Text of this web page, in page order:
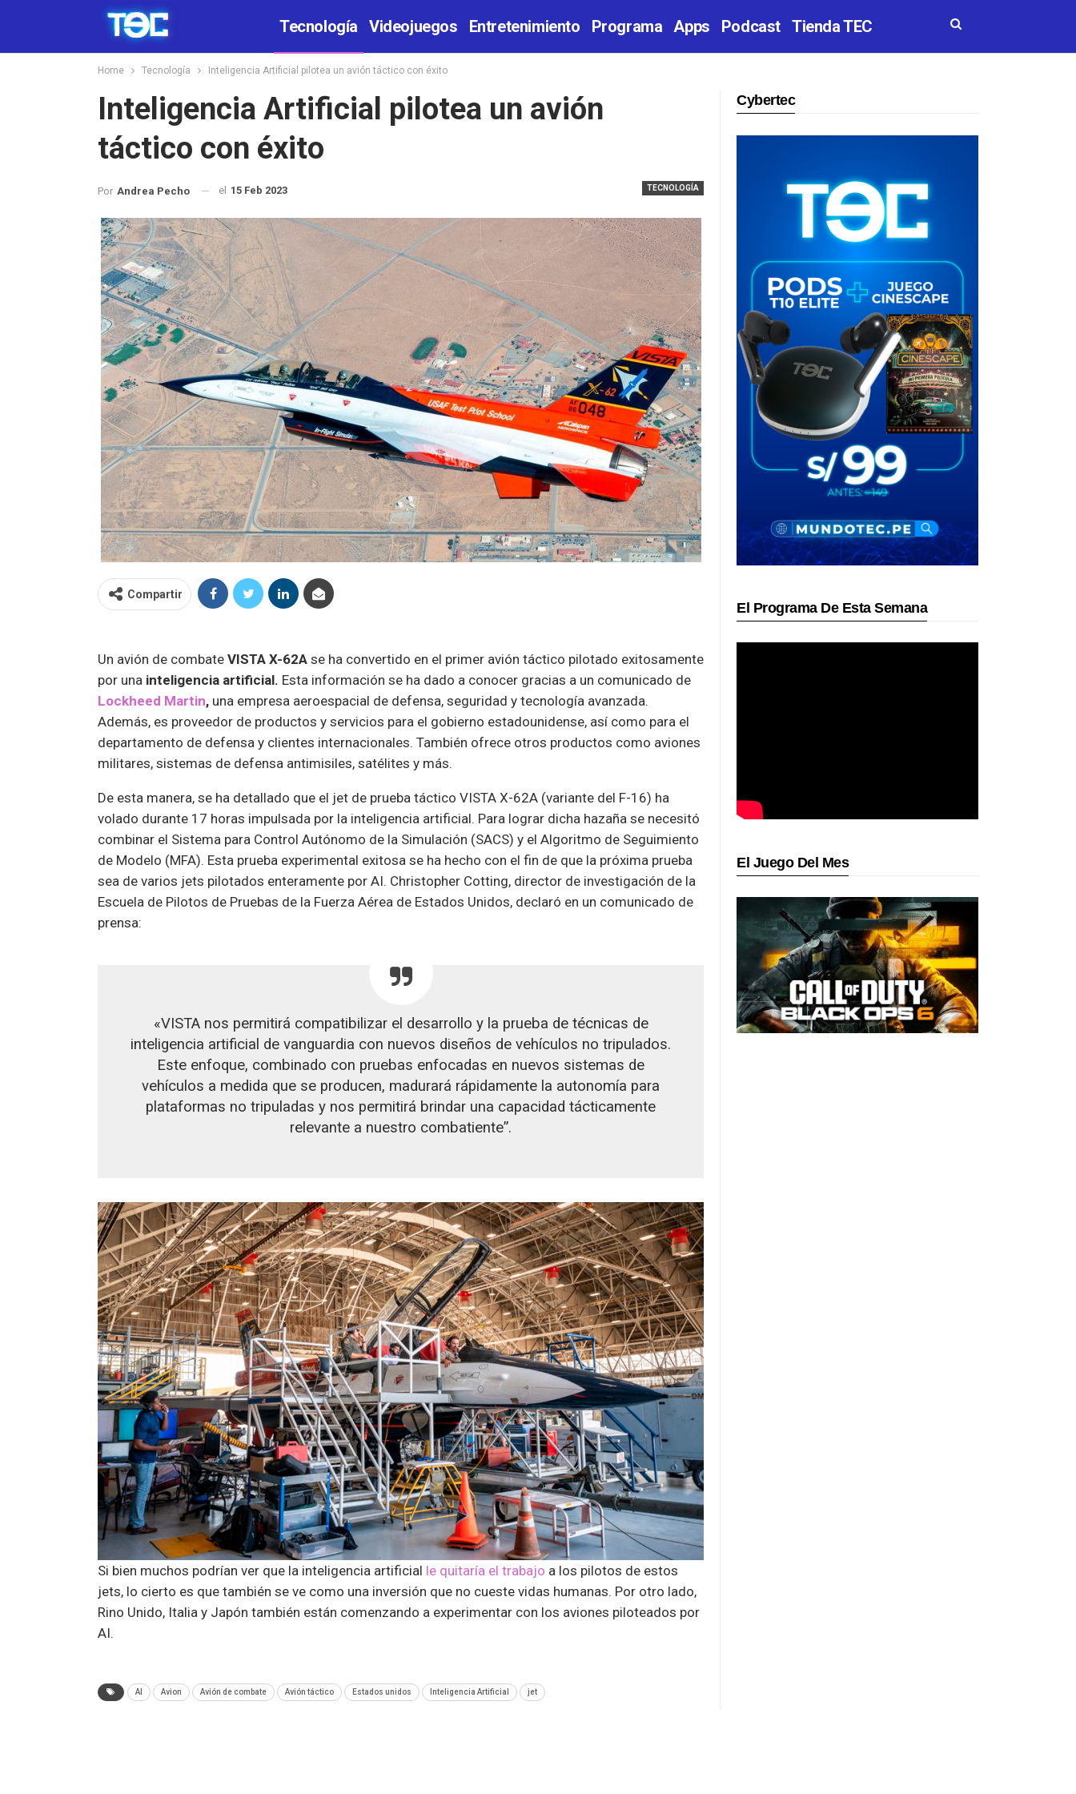
Tecnología Videojuegos Entretenimiento Programa Apps Podcast Tienda TEC
Home Tecnología Inteligencia Artificial pilotea un avión táctico con éxito
Inteligencia Artificial pilotea un avión
táctico con éxito
TECNOLOGÍA
Por Andrea Pecho el 15 Feb 2023
Compartir
Un avión de combate VISTA X-62A se ha convertido en el primer avión táctico pilotado exitosamente
por una inteligencia artificial. Esta información se ha dado a conocer gracias a un comunicado de
Lockheed Martin, una empresa aeroespacial de defensa, seguridad y tecnología avanzada.
Además, es proveedor de productos y servicios para el gobierno estadounidense, así como para el
departamento de defensa y clientes internacionales. También ofrece otros productos como aviones
militares, sistemas de defensa antimisiles, satélites y más.
De esta manera, se ha detallado que el jet de prueba táctico VISTA X-62A (variante del F-16) ha
volado durante 17 horas impulsada por la inteligencia artificial. Para lograr dicha hazaña se necesitó
combinar el Sistema para Control Autónomo de la Simulación (SACS) y el Algoritmo de Seguimiento
de Modelo (MFA). Esta prueba experimental exitosa se ha hecho con el fin de que la próxima prueba
sea de varios jets pilotados enteramente por AI. Christopher Cotting, director de investigación de la
Escuela de Pilotos de Pruebas de la Fuerza Aérea de Estados Unidos, declaró en un comunicado de
prensa:
«VISTA nos permitirá compatibilizar el desarrollo y la prueba de técnicas de
inteligencia artificial de vanguardia con nuevos diseños de vehículos no tripulados.
Este enfoque, combinado con pruebas enfocadas en nuevos sistemas de
vehículos a medida que se producen, madurará rápidamente la autonomía para
plataformas no tripuladas y nos permitirá brindar una capacidad tácticamente
relevante a nuestro combatiente”.
Si bien muchos podrían ver que la inteligencia artificial le quitaría el trabajo a los pilotos de estos
jets, lo cierto es que también se ve como una inversión que no cueste vidas humanas. Por otro lado,
Rino Unido, Italia y Japón también están comenzando a experimentar con los aviones piloteados por
AI.
AI Avion Avión de combate Avión táctico Estados unidos Inteligencia Artificial jet
Cybertec
El Programa De Esta Semana
El Juego Del Mes